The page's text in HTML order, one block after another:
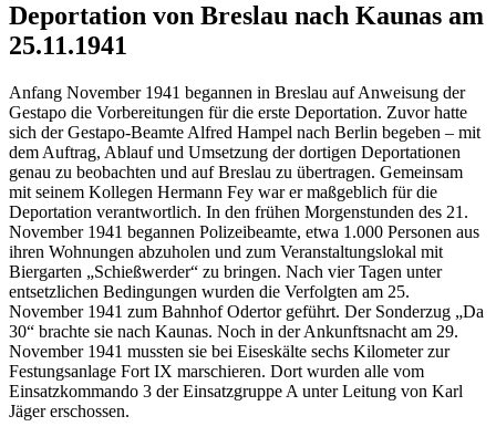
Deportation von Breslau nach Kaunas am
25.11.1941
Anfang November 1941 begannen in Breslau auf Anweisung der
Gestapo die Vorbereitungen für die erste Deportation. Zuvor hatte
sich der Gestapo-Beamte Alfred Hampel nach Berlin begeben – mit
dem Auftrag, Ablauf und Umsetzung der dortigen Deportationen
genau zu beobachten und auf Breslau zu übertragen. Gemeinsam
mit seinem Kollegen Hermann Fey war er maßgeblich für die
Deportation verantwortlich. In den frühen Morgenstunden des 21.
November 1941 begannen Polizeibeamte, etwa 1.000 Personen aus
ihren Wohnungen abzuholen und zum Veranstaltungslokal mit
Biergarten „Schießwerder“ zu bringen. Nach vier Tagen unter
entsetzlichen Bedingungen wurden die Verfolgten am 25.
November 1941 zum Bahnhof Odertor geführt. Der Sonderzug „Da
30“ brachte sie nach Kaunas. Noch in der Ankunftsnacht am 29.
November 1941 mussten sie bei Eiseskälte sechs Kilometer zur
Festungsanlage Fort IX marschieren. Dort wurden alle vom
Einsatzkommando 3 der Einsatzgruppe A unter Leitung von Karl
Jäger erschossen.